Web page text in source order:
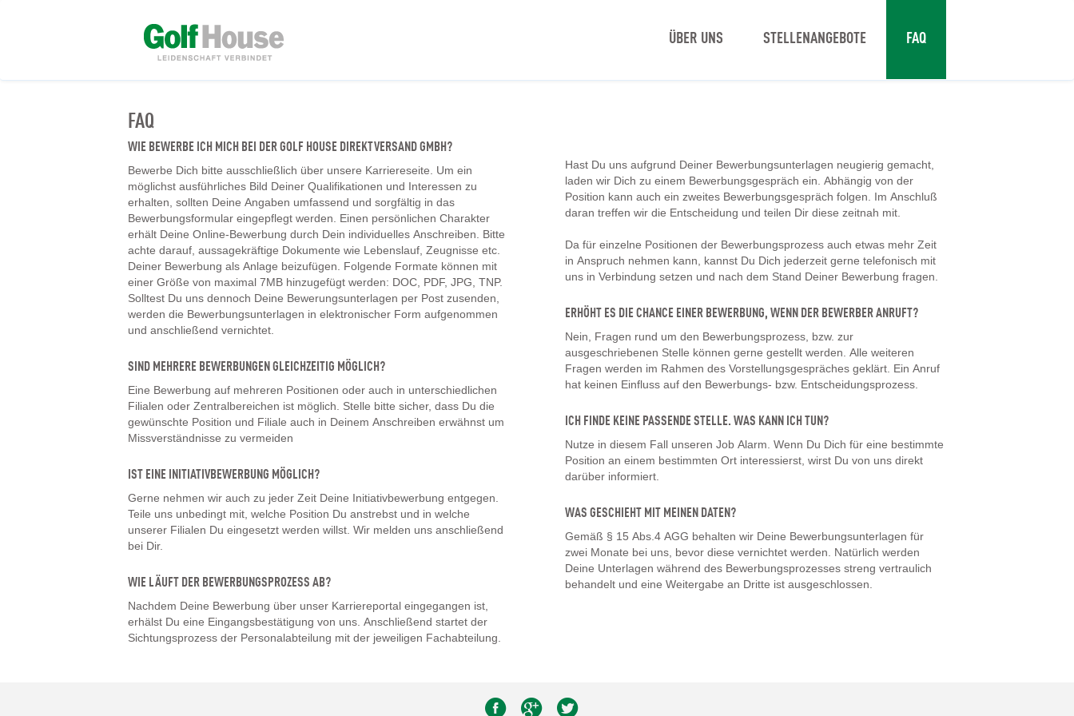
ÜBER UNS STELLENANGEBOTE FAQ
FAQ
WIE BEWERBE ICH MICH BEI DER GOLF HOUSE DIREKTVERSAND GMBH?
Bewerbe Dich bitte ausschließlich über unsere Karriereseite. Um ein
möglichst ausführliches Bild Deiner Qualifikationen und Interessen zu
erhalten, sollten Deine Angaben umfassend und sorgfältig in das
Bewerbungsformular eingepflegt werden. Einen persönlichen Charakter
erhält Deine Online-Bewerbung durch Dein individuelles Anschreiben. Bitte
achte darauf, aussagekräftige Dokumente wie Lebenslauf, Zeugnisse etc.
Deiner Bewerbung als Anlage beizufügen. Folgende Formate können mit
einer Größe von maximal 7MB hinzugefügt werden: DOC, PDF, JPG, TNP.
Solltest Du uns dennoch Deine Bewerungsunterlagen per Post zusenden,
werden die Bewerbungsunterlagen in elektronischer Form aufgenommen
und anschließend vernichtet.
SIND MEHRERE BEWERBUNGEN GLEICHZEITIG MÖGLICH?
Eine Bewerbung auf mehreren Positionen oder auch in unterschiedlichen
Filialen oder Zentralbereichen ist möglich. Stelle bitte sicher, dass Du die
gewünschte Position und Filiale auch in Deinem Anschreiben erwähnst um
Missverständnisse zu vermeiden
IST EINE INITIATIVBEWERBUNG MÖGLICH?
Gerne nehmen wir auch zu jeder Zeit Deine Initiativbewerbung entgegen.
Teile uns unbedingt mit, welche Position Du anstrebst und in welche
unserer Filialen Du eingesetzt werden willst. Wir melden uns anschließend
bei Dir.
WIE LÄUFT DER BEWERBUNGSPROZESS AB?
Nachdem Deine Bewerbung über unser Karriereportal eingegangen ist,
erhälst Du eine Eingangsbestätigung von uns. Anschließend startet der
Sichtungsprozess der Personalabteilung mit der jeweiligen Fachabteilung.
Hast Du uns aufgrund Deiner Bewerbungsunterlagen neugierig gemacht,
laden wir Dich zu einem Bewerbungsgespräch ein. Abhängig von der
Position kann auch ein zweites Bewerbungsgespräch folgen. Im Anschluß
daran treffen wir die Entscheidung und teilen Dir diese zeitnah mit.
Da für einzelne Positionen der Bewerbungsprozess auch etwas mehr Zeit
in Anspruch nehmen kann, kannst Du Dich jederzeit gerne telefonisch mit
uns in Verbindung setzen und nach dem Stand Deiner Bewerbung fragen.
ERHÖHT ES DIE CHANCE EINER BEWERBUNG, WENN DER BEWERBER ANRUFT?
Nein, Fragen rund um den Bewerbungsprozess, bzw. zur
ausgeschriebenen Stelle können gerne gestellt werden. Alle weiteren
Fragen werden im Rahmen des Vorstellungsgespräches geklärt. Ein Anruf
hat keinen Einfluss auf den Bewerbungs- bzw. Entscheidungsprozess.
ICH FINDE KEINE PASSENDE STELLE. WAS KANN ICH TUN?
Nutze in diesem Fall unseren Job Alarm. Wenn Du Dich für eine bestimmte
Position an einem bestimmten Ort interessierst, wirst Du von uns direkt
darüber informiert.
WAS GESCHIEHT MIT MEINEN DATEN?
Gemäß § 15 Abs.4 AGG behalten wir Deine Bewerbungsunterlagen für
zwei Monate bei uns, bevor diese vernichtet werden. Natürlich werden
Deine Unterlagen während des Bewerbungsprozesses streng vertraulich
behandelt und eine Weitergabe an Dritte ist ausgeschlossen.